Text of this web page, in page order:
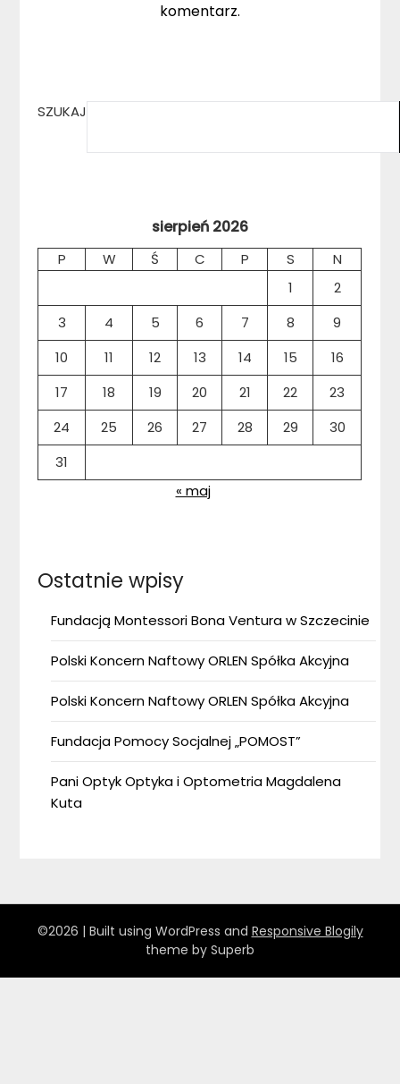
komentarz.
SZUKAJ
sierpień 2026
P W Ś C P S
N
1
2
3
4 5 6 7 8
9
10
11 12 13 14 15
16
17
18 19 20 21 22
23
24
25 26 27 28 29
30
31
« maj
Ostatnie wpisy
Fundacją Montessori Bona Ventura w Szczecinie
Polski Koncern Naftowy ORLEN Spółka Akcyjna
Polski Koncern Naftowy ORLEN Spółka Akcyjna
Fundacja Pomocy Socjalnej „POMOST”
Pani Optyk Optyka i Optometria Magdalena
Kuta
©2026 | Built using WordPress and Responsive Blogily
theme by Superb